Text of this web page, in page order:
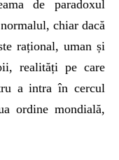
de paradoxul
chiar dacă
rațional, uman și
realități pe care
a intra în cercul
ordine mondială,